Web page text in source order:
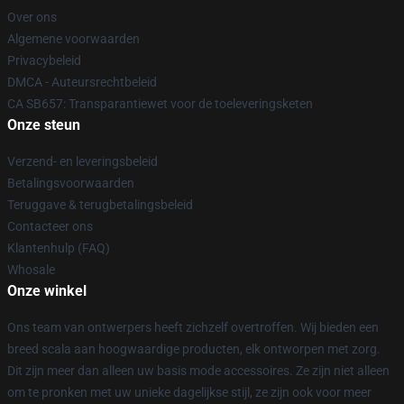
Over ons
Algemene voorwaarden
Privacybeleid
DMCA - Auteursrechtbeleid
CA SB657: Transparantiewet voor de toeleveringsketen
Onze steun
Verzend- en leveringsbeleid
Betalingsvoorwaarden
Teruggave & terugbetalingsbeleid
Contacteer ons
Klantenhulp (FAQ)
Whosale
Onze winkel
Ons team van ontwerpers heeft zichzelf overtroffen. Wij bieden een
breed scala aan hoogwaardige producten, elk ontworpen met zorg.
Dit zijn meer dan alleen uw basis mode accessoires. Ze zijn niet alleen
om te pronken met uw unieke dagelijkse stijl, ze zijn ook voor meer